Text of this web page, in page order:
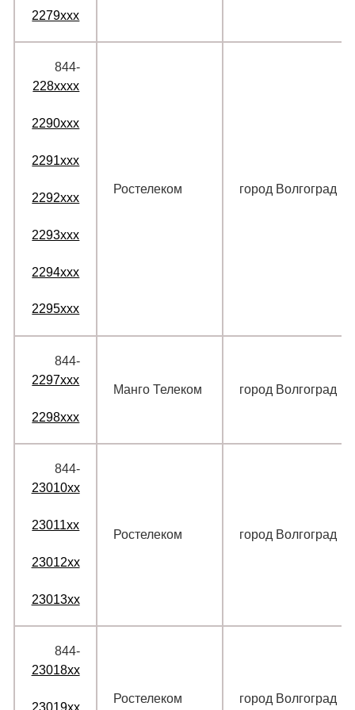
2279xxx
844‑
228xxxx
2290xxx
2291xxx
2292xxx
2293xxx
2294xxx
2295xxx
Ростелеком город Волгоград
844‑
2297xxx
2298xxx
Манго Телеком город Волгоград
844‑
23010xx
23011xx
23012xx
23013xx
Ростелеком город Волгоград
844‑
23018xx
23019xx
Ростелеком город Волгоград